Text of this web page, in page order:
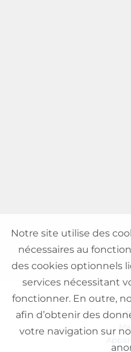
Notre site utilise des
nécessaires au
des cookies optionnels
services nécessitant
fonctionner. En outre,
afin d’obtenir des
votre navigation sur